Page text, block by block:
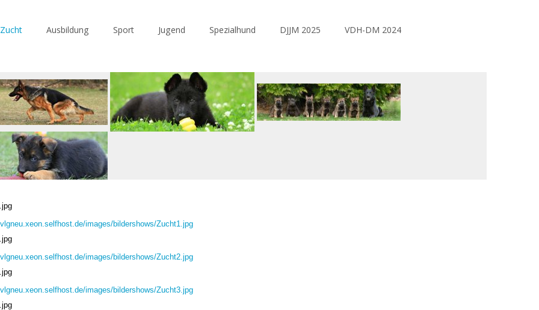
Zucht Ausbildung Sport Jugend Spezialhund DJJM 2025 VDH-DM 2024
images/bildershows/Zucht1.jpg
images/bildershows/Zucht2.jpg
images/bildershows/Zucht3.jpg